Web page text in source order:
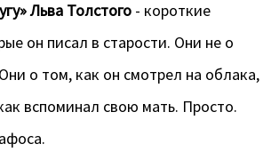
Льва Толстого - короткие
он писал в старости. Они не о
о том, как он смотрел на облака,
вспоминал свою мать. Просто.